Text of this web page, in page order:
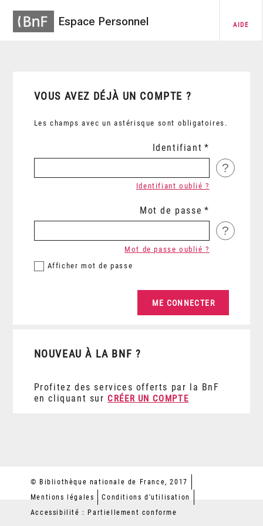
Espace Personnel AIDE
VOUS AVEZ DÉJÀ UN COMPTE ?
Les champs avec un astérisque sont obligatoires.
Identifiant
?
Identifiant oublié ?
Mot de passe
?
Afficher mot de passe
Mot de passe oublié ?
NOUVEAU À LA BNF ?
Profitez des services offerts par la BnF
en cliquant sur CRÉER UN COMPTE
© Bibliothèque nationale de France, 2017
Mentions légales
Conditions d'utilisation
Accessibilité : Partiellement conforme